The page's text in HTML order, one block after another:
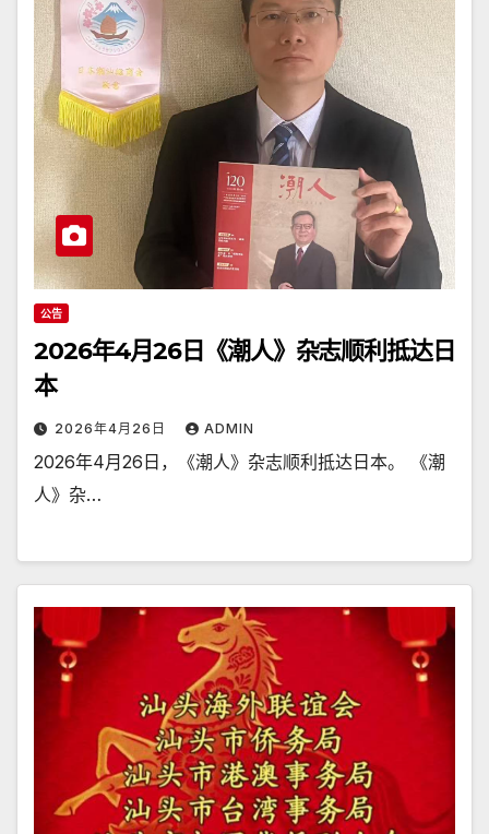
公告
2026年4月26日《潮人》杂志顺利抵达日
本
2026年4月26日 ADMIN
2026年4月26日，《潮人》杂志顺利抵达日本。 《潮
人》杂…